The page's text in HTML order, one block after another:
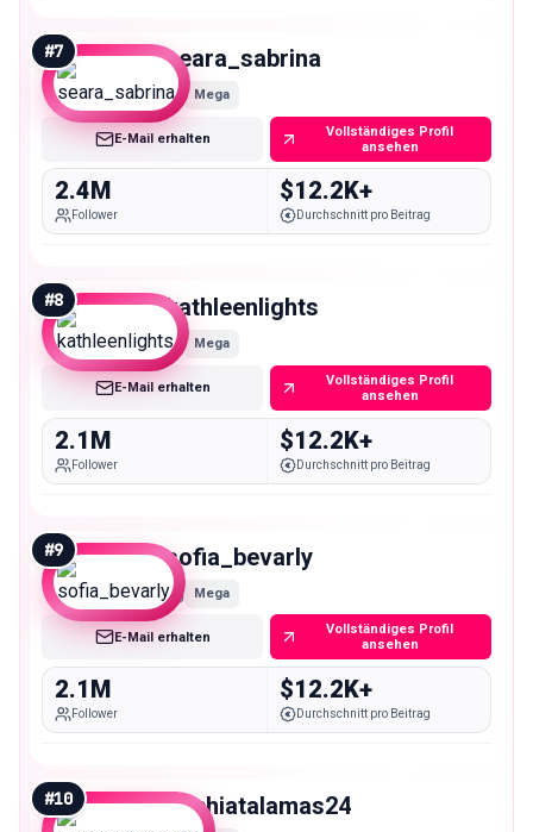
#7 seara_sabrina
Mega
E-Mail erhalten
Vollständiges Profil
ansehen
2.4M
Follower
$12.2K+
Durchschnitt pro Beitrag
#8 kathleenlights
Mega
E-Mail erhalten
Vollständiges Profil
ansehen
2.1M
Follower
$12.2K+
Durchschnitt pro Beitrag
#9 sofia_bevarly
Mega
E-Mail erhalten
Vollständiges Profil
ansehen
2.1M
Follower
$12.2K+
Durchschnitt pro Beitrag
#10 sophiatalamas24